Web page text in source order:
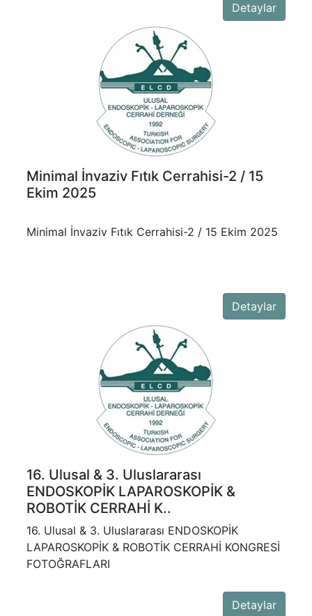
Detaylar
Minimal İnvaziv Fıtık Cerrahisi-2 / 15
Ekim 2025
Minimal İnvaziv Fıtık Cerrahisi-2 / 15 Ekim 2025
Detaylar
16. Ulusal & 3. Uluslararası
ENDOSKOPİK LAPAROSKOPİK &
ROBOTİK CERRAHİ K..
16. Ulusal & 3. Uluslararası ENDOSKOPİK
LAPAROSKOPİK & ROBOTİK CERRAHİ KONGRESİ
FOTOĞRAFLARI
Detaylar